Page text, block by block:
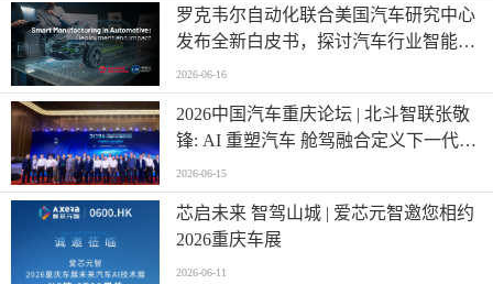
意见的公示
罗克韦尔自动化联合美国汽车研究中心
发布全新白皮书，探讨汽车行业智能制
造发展新阶段
2026-06-16
2026中国汽车重庆论坛 | 北斗智联张敬
锋: AI 重塑汽车 舱驾融合定义下一代出
行
2026-06-15
芯启未来 智驾山城 | 爱芯元智邀您相约
2026重庆车展
2026-06-11